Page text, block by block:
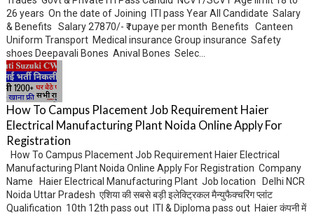
26 years On the date of Joining ITI pass Year All Candidate Salary
& Benefits Salary 27870/- ₹ rupaye per month Benefits Canteen
Uniform Transport Medical insurance Group insurance Safety
shoes Deepavali Bones Anival Bones Selec...
How To Campus Placement Job Requirement Haier
Electrical Manufacturing Plant Noida Online Apply For
Registration
How To Campus Placement Job Requirement Haier Electrical
Manufacturing Plant Noida Online Apply For Registration Company
Name Haier Electrical Manufacturing Plant Job location Delhi NCR
Noida Uttar Pradesh एशिया की सबसे बड़ी इलेक्ट्रिकल मैन्युफैक्चरिंग प्लांट
Qualification 10th 12th pass out ITI & Diploma pass out Haier कंपनी में